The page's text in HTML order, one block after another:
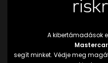
A kibertámadások
segít minket. Védje meg